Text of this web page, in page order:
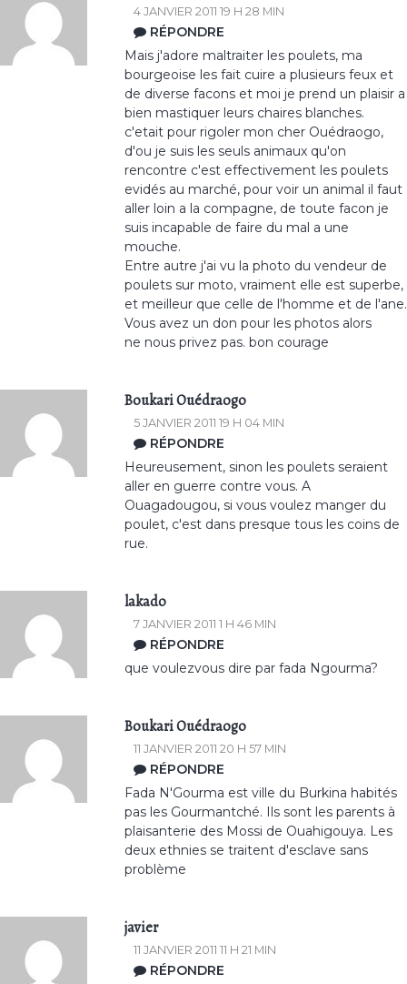
4 JANVIER 2011 19 H 28 MIN
RÉPONDRE
Mais j'adore maltraiter les poulets, ma
bourgeoise les fait cuire a plusieurs feux et
de diverse facons et moi je prend un plaisir a
bien mastiquer leurs chaires blanches.
c'etait pour rigoler mon cher Ouédraogo,
d'ou je suis les seuls animaux qu'on
rencontre c'est effectivement les poulets
evidés au marché, pour voir un animal il faut
aller loin a la compagne, de toute facon je
suis incapable de faire du mal a une
mouche.
Entre autre j'ai vu la photo du vendeur de
poulets sur moto, vraiment elle est superbe,
et meilleur que celle de l'homme et de l'ane.
Vous avez un don pour les photos alors
ne nous privez pas. bon courage
Boukari Ouédraogo
5 JANVIER 2011 19 H 04 MIN
RÉPONDRE
Heureusement, sinon les poulets seraient
aller en guerre contre vous. A
Ouagadougou, si vous voulez manger du
poulet, c'est dans presque tous les coins de
rue.
lakado
7 JANVIER 2011 1 H 46 MIN
RÉPONDRE
que voulezvous dire par fada Ngourma?
Boukari Ouédraogo
11 JANVIER 2011 20 H 57 MIN
RÉPONDRE
Fada N'Gourma est ville du Burkina habités
pas les Gourmantché. Ils sont les parents à
plaisanterie des Mossi de Ouahigouya. Les
deux ethnies se traitent d'esclave sans
problème
javier
11 JANVIER 2011 11 H 21 MIN
RÉPONDRE